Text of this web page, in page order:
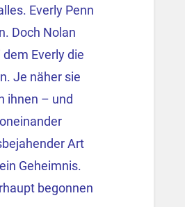
Everly Penn
Doch Nolan
Everly die
Je näher sie
ihnen – und
Art
Geheimnis.
begonnen